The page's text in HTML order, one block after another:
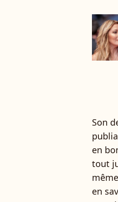
Son
en
tout
en